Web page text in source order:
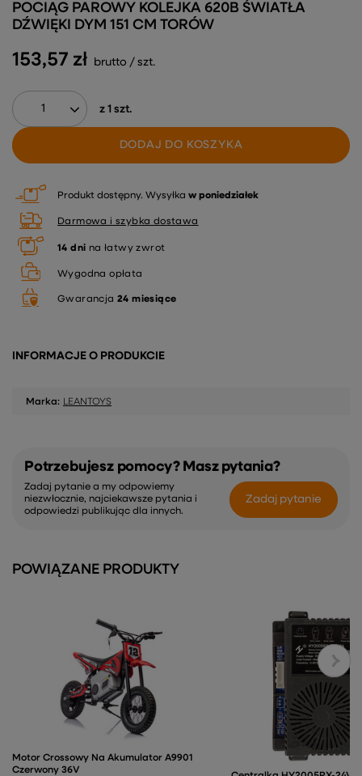
153,57 zł brutto / szt.
z 1 szt.
DODAJ DO KOSZYKA
POCIĄG PAROWY KOLEJKA 620B ŚWIATŁA
DŹWIĘKI DYM 151 CM TORÓW
Produkt dostępny Wysyłka w poniedziałek
Darmowa i szybka dostawa
14 dni na łatwy zwrot
Wygodna opłata
Gwarancja 24 miesiące
INFORMACJE O PRODUKCIE
Marka: LEANTOYS
Potrzebujesz pomocy? Masz pytania?
Zadaj pytanie a my odpowiemy
niezwłocznie, najciekawsze pytania i
odpowiedzi publikując dla innych.
Zadaj pytanie
POWIĄZANE PRODUKTY
Motor Crossowy Na Akumulator A9901
Czerwony 36V